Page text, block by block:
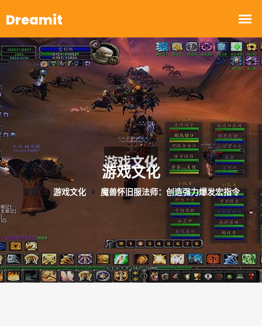
游戏文化
首页 游戏文化 魔兽怀旧服法师：创造强力爆发宏指令